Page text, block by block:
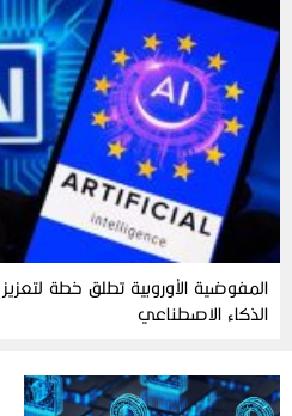
المفوضية الأوروبية تطلق خطة
الذكاء الاصطناعي